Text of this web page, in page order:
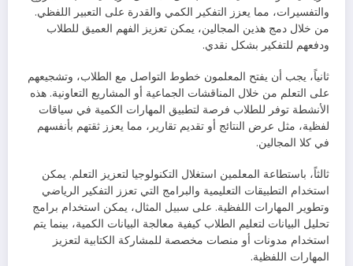
والتفسيرات، مما يعزز التفكير الكمي والقدرة على التعبير اللفظي.
من خلال دمج هذين المجالين، يمكن تعزيز الفهم العميق للطلاب
ودفعهم للتفكير بشكل نقدي.
ثانياً، يجب أن يفتح المعلمون خطوط التواصل مع الطلاب، وتشجيعهم
على التعلم من خلال المناقشات الجماعية أو المشاريع التعاونية. هذه
الأنشطة توفر للطلاب فرصة لتطبيق المهارات الكمية في سياقات
لفظية، مثل عرض النتائج أو تقديم تقارير، مما يعزز ثقتهم بأنفسهم
في كلا المجالين.
ثالثاً، باستطاعة المعلمين استغلال التكنولوجيا لتعزيز التعلم. يمكن
استخدام التطبيقات التعليمية والبرامج التي تعزز التفكير الرياضي
وتطوير المهارات اللفظية. على سبيل المثال، يمكن استخدام برامج
تحليل البيانات لتعليم الطلاب كيفية معالجة البيانات الكمية، بينما يتم
استخدام مدونات أو منصات مخصصة للمشاركة الكتابية لتعزيز
المهارات اللفظية.